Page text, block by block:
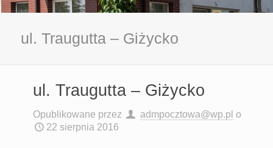
ul. Traugutta – Giżycko
ul. Traugutta – Giżycko
Opublikowane przez admpocztowa@wp.pl o
22 sierpnia 2016